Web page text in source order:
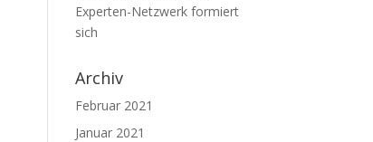
Experten-Netzwerk formiert
sich
Archiv
Februar 2021
Januar 2021